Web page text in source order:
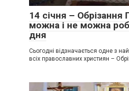
14 січня –
можна і не можна
дня
Сьогодні відзначається одне з
всіх православних християн –